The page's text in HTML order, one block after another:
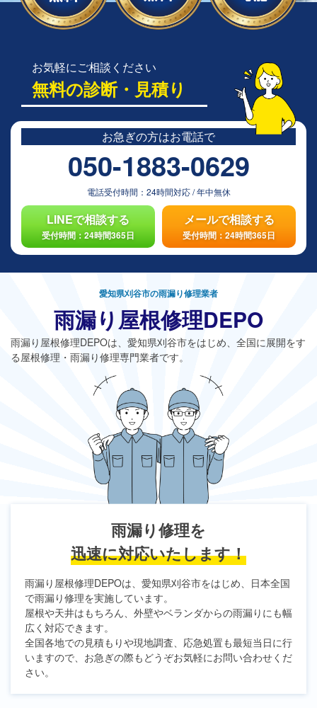
お気軽にご相談ください
無料の診断・見積り
お急ぎの方はお電話で
050-1883-0629
電話受付時間： 24時間対応/年中無休
LINEで相談する
受付時間：24時間365日
メールで相談する
受付時間：24時間365日
愛知県刈谷市の雨漏り修理業者
雨漏り屋根修理DEPO
雨漏り屋根修理DEPOは、愛知県刈谷市をはじめ、全国に展開をす
る屋根修理・雨漏り修理専門業者です。
雨漏り修理を
迅速に対応いたします！
雨漏り屋根修理DEPOは、愛知県刈谷市をはじめ、日本全国
で雨漏り修理を実施しています。
屋根や天井はもちろん、外壁やベランダからの雨漏りにも幅
広く対応できます。
全国各地での見積もりや現地調査、応急処置も最短当日に行
いますので、お急ぎの際もどうぞお気軽にお問い合わせくだ
さい。